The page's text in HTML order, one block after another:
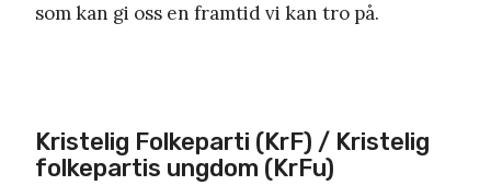
som kan gi oss en framtid vi kan tro på.
Kristelig Folkeparti (KrF) / Kristelig
folkepartis ungdom (KrFu)